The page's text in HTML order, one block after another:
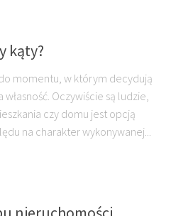
kąty?
momentu, w którym decydują
Oczywiście są ludzie,
czy domu jest opcją
na charakter wykonywanej...